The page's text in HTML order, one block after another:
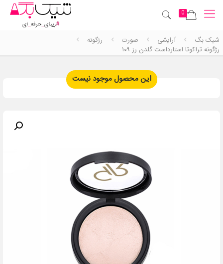
0
شیک بگ آرایشی صورت
رژگونه
رژگونه تراکوتا استارداست گلدن رز ۱۰۹
این محصول موجود نیست